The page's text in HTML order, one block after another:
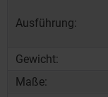
Ausführung:
Gewicht:
Maße: